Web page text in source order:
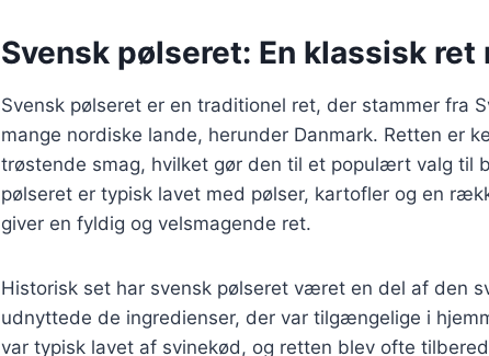
Svensk pølseret: En klassisk
Svensk pølseret er en traditionel ret, der stammer fra
mange nordiske lande, herunder Danmark. Retten er
trøstende smag, hvilket gør den til et populært valg til
pølseret er typisk lavet med pølser, kartofler og en
giver en fyldig og velsmagende ret.
Historisk set har svensk pølseret været en del af den
udnyttede de ingredienser, der var tilgængelige i
var typisk lavet af svinekød, og retten blev ofte